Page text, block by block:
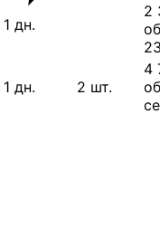
1 дн.
2
1 дн. 2 шт.
4